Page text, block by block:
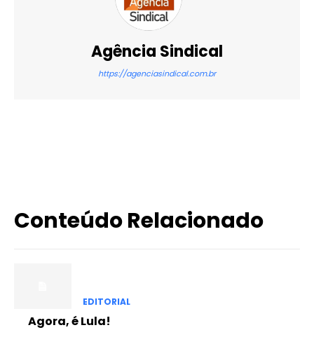
Agência Sindical
https://agenciasindical.com.br
Conteúdo Relacionado
EDITORIAL
Agora, é Lula!